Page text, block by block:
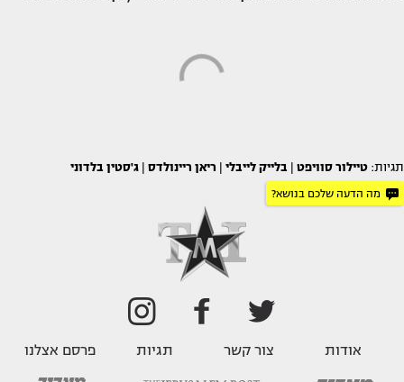
תגיות: טיילור סוויפט בלייק לייבלי ריאן ריינולדס ג'סטין בלדוני
מה הדעה שלכם בנושא?
אודות צור קשר תגיות פרסם אצלנו